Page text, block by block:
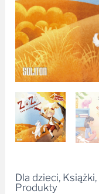
Dla dzieci, Książki,
Produkty